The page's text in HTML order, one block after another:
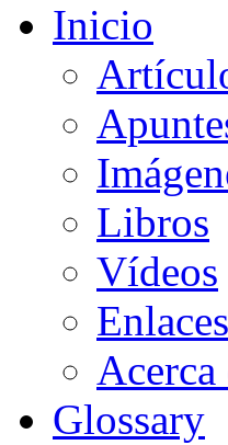
Inicio
Libros
Vídeos
Enlaces
Acerca
Glossary